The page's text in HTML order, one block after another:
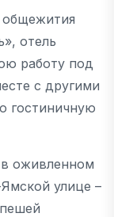
общежития
отель
работу под
с другими
гостиничную
оживленном
улице –